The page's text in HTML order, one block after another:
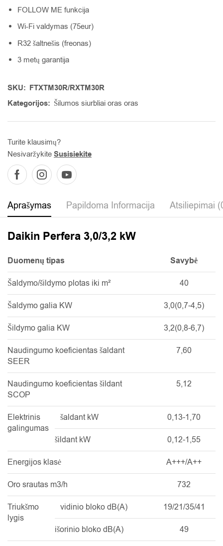
FOLLOW ME funkcija
Wi-Fi valdymas (75eur)
R32 šaltnešis (freonas)
3 metų garantija
SKU: FTXTM30R/RXTM30R
Kategorijos: Šilumos siurbliai oras oras
Turite klausimų?
Nesivaržykite Susisiekite
Aprašymas Papildoma Informacija Atsiliepimai
Daikin Perfera 3,0/3,2 kW
Duomenų tipas Savybė
Šaldymo/šildymo plotas iki m² 40
Šaldymo galia KW 3,0(0,7-4,5)
Šildymo galia KW 3,2(0,8-6,7)
Naudingumo koeficientas šaldant
SEER
7,60
Naudingumo koeficientas šildant
SCOP
5,12
Elektrinis
galingumas
šaldant kW 0,13-1,70
šildant kW 0,12-1,55
Energijos klasė A+++/A++
Oro srautas m3/h 732
Triukšmo
lygis
vidinio bloko dB(A) 19/21/35/41
išorinio bloko dB(A) 49